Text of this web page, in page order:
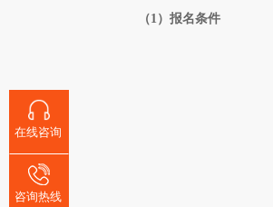
（1）报名条件
在线咨询
咨询热线